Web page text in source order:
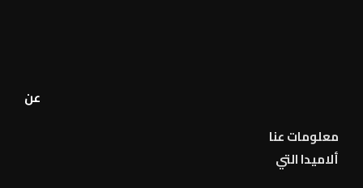
عن
معلومات عنا
ألاميدا التي